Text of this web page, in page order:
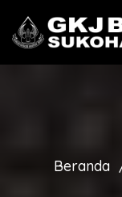
(0271) 625546
Beranda